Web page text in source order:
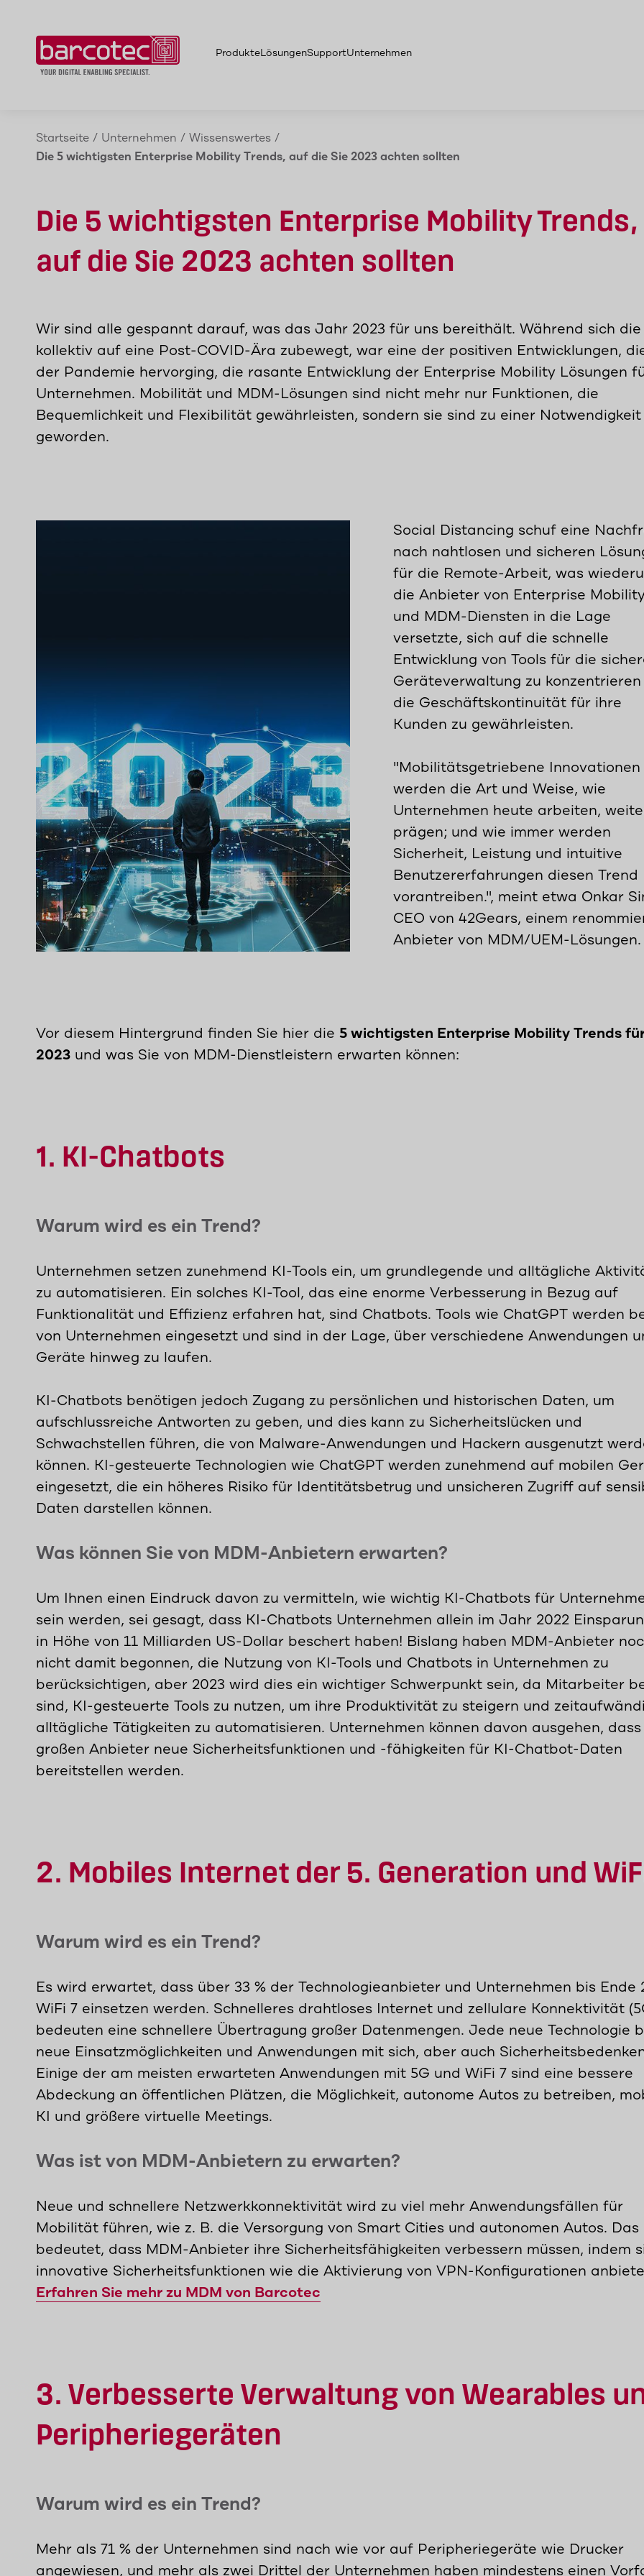
ProdukteLösungenSupportUnternehmen
Startseite / Unternehmen / Wissenswertes /
Die 5 wichtigsten Enterprise Mobility Trends, auf die Sie 2023 achten sollten
Die 5 wichtigsten Enterprise Mobility Trends,
auf die Sie 2023 achten sollten
Wir sind alle gespannt darauf, was das Jahr 2023 für uns bereithält. Während sich
kollektiv auf eine Post-COVID-Ära zubewegt, war eine der positiven Entwicklungen,
der Pandemie hervorging, die rasante Entwicklung der Enterprise Mobility Lösungen
Unternehmen. Mobilität und MDM-Lösungen sind nicht mehr nur Funktionen, die
Bequemlichkeit und Flexibilität gewährleisten, sondern sie sind zu einer Notwendigkeit
geworden.
Social Distancing schuf eine
nach nahtlosen und sicheren
für die Remote-Arbeit, was
die Anbieter von Enterprise
und MDM-Diensten in die Lage
versetzte, sich auf die schnelle
Entwicklung von Tools für die
Geräteverwaltung zu konzentrieren
die Geschäftskontinuität für ihre
Kunden zu gewährleisten.
"Mobilitätsgetriebene Innovationen
werden die Art und Weise, wie
Unternehmen heute arbeiten,
prägen; und wie immer werden
Sicherheit, Leistung und intuitive
Benutzererfahrungen diesen Trend
vorantreiben.", meint etwa Onkar
CEO von 42Gears, einem
Anbieter von MDM/UEM-Lösungen.
Vor diesem Hintergrund finden Sie hier die 5 wichtigsten Enterprise Mobility Trends
2023 und was Sie von MDM-Dienstleistern erwarten können:
1. KI-Chatbots
Warum wird es ein Trend?
Unternehmen setzen zunehmend KI-Tools ein, um grundlegende und alltägliche
zu automatisieren. Ein solches KI-Tool, das eine enorme Verbesserung in Bezug auf
Funktionalität und Effizienz erfahren hat, sind Chatbots. Tools wie ChatGPT werden
von Unternehmen eingesetzt und sind in der Lage, über verschiedene Anwendungen
Geräte hinweg zu laufen.
KI-Chatbots benötigen jedoch Zugang zu persönlichen und historischen Daten, um
aufschlussreiche Antworten zu geben, und dies kann zu Sicherheitslücken und
Schwachstellen führen, die von Malware-Anwendungen und Hackern ausgenutzt
können. KI-gesteuerte Technologien wie ChatGPT werden zunehmend auf mobilen
eingesetzt, die ein höheres Risiko für Identitätsbetrug und unsicheren Zugriff auf
Daten darstellen können.
Was können Sie von MDM-Anbietern erwarten?
Um Ihnen einen Eindruck davon zu vermitteln, wie wichtig KI-Chatbots für
sein werden, sei gesagt, dass KI-Chatbots Unternehmen allein im Jahr 2022
in Höhe von 11 Milliarden US-Dollar beschert haben! Bislang haben MDM-Anbieter
nicht damit begonnen, die Nutzung von KI-Tools und Chatbots in Unternehmen zu
berücksichtigen, aber 2023 wird dies ein wichtiger Schwerpunkt sein, da Mitarbeiter
sind, KI-gesteuerte Tools zu nutzen, um ihre Produktivität zu steigern und
alltägliche Tätigkeiten zu automatisieren. Unternehmen können davon ausgehen,
großen Anbieter neue Sicherheitsfunktionen und -fähigkeiten für KI-Chatbot-Daten
bereitstellen werden.
2. Mobiles Internet der 5. Generation und
Warum wird es ein Trend?
Es wird erwartet, dass über 33 % der Technologieanbieter und Unternehmen bis Ende
WiFi 7 einsetzen werden. Schnelleres drahtloses Internet und zellulare Konnektivität
bedeuten eine schnellere Übertragung großer Datenmengen. Jede neue Technologie
neue Einsatzmöglichkeiten und Anwendungen mit sich, aber auch
Einige der am meisten erwarteten Anwendungen mit 5G und WiFi 7 sind eine bessere
Abdeckung an öffentlichen Plätzen, die Möglichkeit, autonome Autos zu betreiben,
KI und größere virtuelle Meetings.
Was ist von MDM-Anbietern zu erwarten?
Neue und schnellere Netzwerkkonnektivität wird zu viel mehr Anwendungsfällen für
Mobilität führen, wie z. B. die Versorgung von Smart Cities und autonomen Autos. Das
bedeutet, dass MDM-Anbieter ihre Sicherheitsfähigkeiten verbessern müssen, indem
innovative Sicherheitsfunktionen wie die Aktivierung von VPN-Konfigurationen
Erfahren Sie mehr zu MDM von Barcotec
3. Verbesserte Verwaltung von Wearables
Peripheriegeräten
Warum wird es ein Trend?
Mehr als 71 % der Unternehmen sind nach wie vor auf Peripheriegeräte wie Drucker
angewiesen, und mehr als zwei Drittel der Unternehmen haben mindestens einen